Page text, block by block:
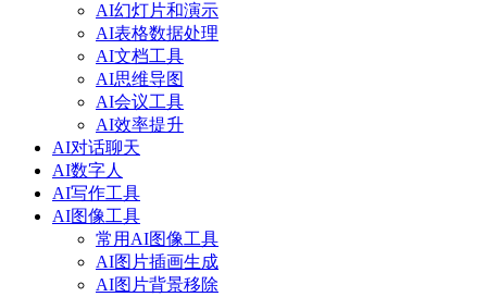
AI幻灯片和演示
AI表格数据处理
AI文档工具
AI思维导图
AI会议工具
AI效率提升
AI对话聊天
AI数字人
AI写作工具
AI图像工具
常用AI图像工具
AI图片插画生成
AI图片背景移除